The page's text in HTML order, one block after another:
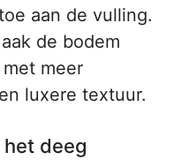
aan de vulling.
de bodem
meer
luxere textuur.
het deeg